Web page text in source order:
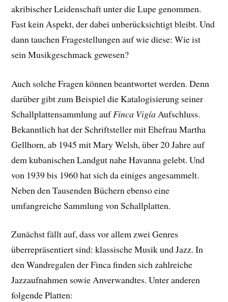
akribischer Leidenschaft unter die Lupe genommen.
Fast kein Aspekt, der dabei unberücksichtigt bleibt. Und
dann tauchen Fragestellungen auf wie diese: Wie ist
sein Musikgeschmack gewesen?
Auch solche Fragen können beantwortet werden. Denn
darüber gibt zum Beispiel die Katalogisierung seiner
Schallplattensammlung aufFinca Vigía Aufschluss.
Bekanntlich hat der Schriftsteller mit Ehefrau Martha
Gellhorn, ab 1945 mit Mary Welsh, über 20 Jahre auf
dem kubanischen Landgut nahe Havanna gelebt. Und
von 1939 bis 1960 hat sich da einiges angesammelt.
Neben den Tausenden Büchern ebenso eine
umfangreiche Sammlung von Schallplatten.
Zunächst fällt auf, dass vor allem zwei Genres
überrepräsentiert sind: klassische Musik und Jazz. In
den Wandregalen der Finca finden sich zahlreiche
Jazzaufnahmen sowie Anverwandtes. Unter anderen
folgende Platten: